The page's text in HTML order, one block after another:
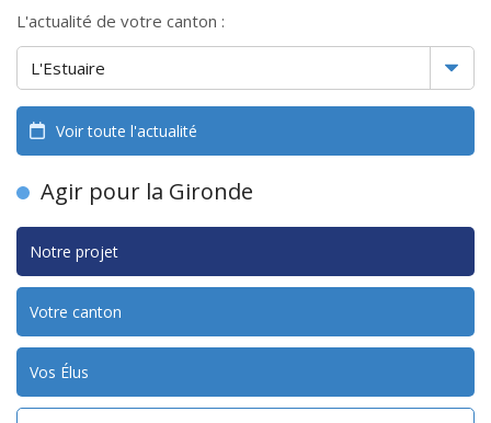
L'actualité de votre canton :
Voir toute l'actualité
Agir pour la Gironde
Notre projet
Votre canton
Vos Élus